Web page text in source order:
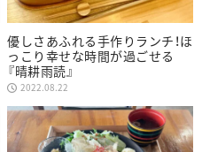
優しさあふれる手作りランチ！ほ
っこり幸せな時間が過ごせる
『晴耕雨読』
2022.08.22